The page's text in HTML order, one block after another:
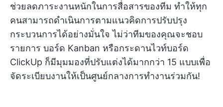
ช่วยลดภาระงานหนักในการสื่อสารของทีม ทำให้ทุก
คนสามารถดำเนินการตามแนวคิดการปรับปรุง
กระบวนการได้อย่างมั่นใจ ไม่ว่าทีมของคุณจะชอบ
รายการ บอร์ด Kanban หรือกระดานไวท์บอร์ด
ClickUp ก็มีมุมมองที่ปรับแต่งได้มากกว่า 15 แบบเพื่อ
จัดระเบียบงานให้เป็นศูนย์กลางการทำงานร่วมกัน!